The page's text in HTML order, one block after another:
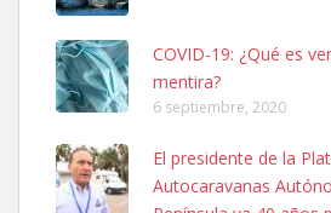
Ninfa perdida
El día 5 se los perdió una ninfa papillera,
calle, se perdió por la zon...
COVID-19: ¿Qué es
mentira?
6 septiembre, 2020
El presidente de la
Autocaravanas